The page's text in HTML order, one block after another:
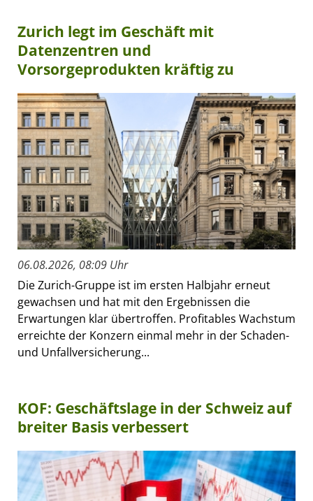
Zurich legt im Geschäft mit
Datenzentren und
Vorsorgeprodukten kräftig zu
06.08.2026, 08:09 Uhr
Die Zurich-Gruppe ist im ersten Halbjahr erneut
gewachsen und hat mit den Ergebnissen die
Erwartungen klar übertroffen. Profitables Wachstum
erreichte der Konzern einmal mehr in der Schaden-
und Unfallversicherung...
KOF: Geschäftslage in der Schweiz auf
breiter Basis verbessert